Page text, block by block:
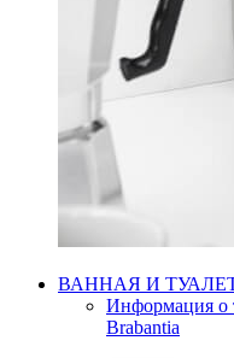
ВАННАЯ И
Информация о
Brabantia